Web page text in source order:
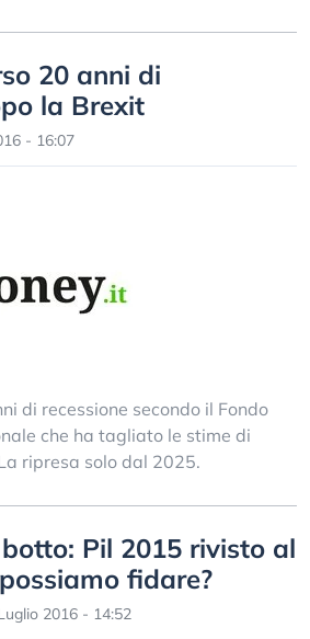
20 anni di
la Brexit
- 16:07
di recessione secondo il Fondo
che ha tagliato le stime di
ripresa solo dal 2025.
Pil 2015 rivisto al
fidare?
2016 - 14:52